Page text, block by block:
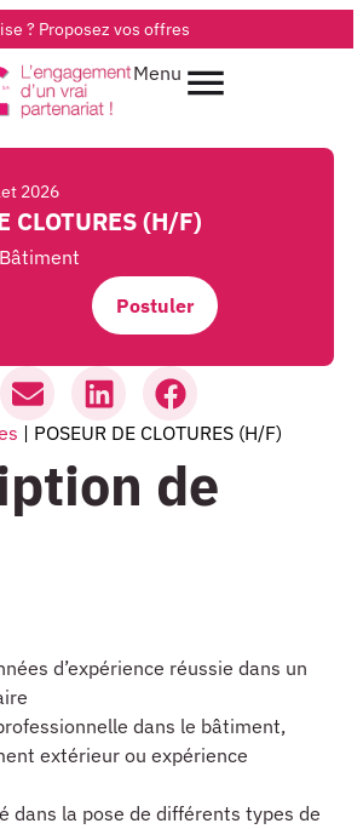
? Proposez vos offres
Menu
2026
CLOTURES (H/F)
Bâtiment
Postuler
| POSEUR DE CLOTURES (H/F)
de
d’expérience réussie dans un
dans le bâtiment,
extérieur ou expérience
dans la pose de différents types de